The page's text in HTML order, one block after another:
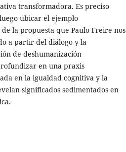
transformadora. Es preciso
ubicar el ejemplo
la propuesta que Paulo Freire nos
a partir del diálogo y la
de deshumanización
en una praxis
en la igualdad cognitiva y la
significados sedimentados en